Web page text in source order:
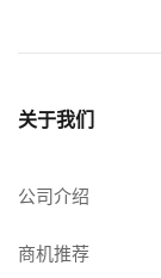
关于我们
公司介绍
商机推荐